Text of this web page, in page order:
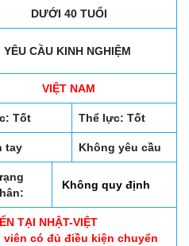
DƯỚI 40 TUỔI
YÊU CẦU KINH NGHIỆM
VIỆT NAM
Tốt Thể lực: Tốt
tay Không yêu cầu
Không quy định
TẠI NHẬT-VIỆT
có đủ điều kiện chuyển